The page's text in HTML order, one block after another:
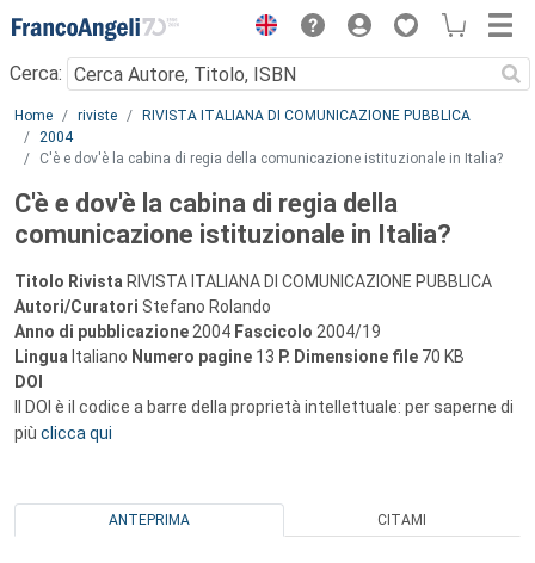
Menu
Cerca:
Main content
Home riviste
RIVISTA ITALIANA DI COMUNICAZIONE PUBBLICA
2004
C'è e dov'è la cabina di regia della comunicazione istituzionale in Italia?
C'è e dov'è la cabina di regia della
comunicazione istituzionale in Italia?
Titolo Rivista RIVISTA ITALIANA DI COMUNICAZIONE PUBBLICA
Autori/Curatori Stefano Rolando
Anno di pubblicazione 2004 Fascicolo 2004/19
Lingua Italiano Numero pagine 13 P. Dimensione file 70 KB
DOI
Il DOI è il codice a barre della proprietà intellettuale: per saperne di
più clicca qui
ANTEPRIMA CITAMI